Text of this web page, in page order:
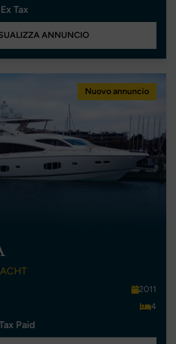
Tax
ANNUNCIO
Nuovo annuncio
2011
4
Paid